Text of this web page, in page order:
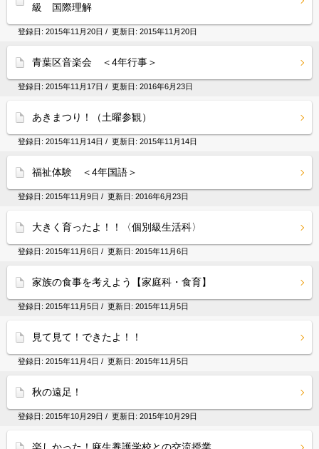
級 国際理解
登録日: 2015年11月20日 / 更新日: 2015年11月20日
青葉区音楽会 ＜4年行事＞
登録日: 2015年11月17日 / 更新日: 2016年6月23日
あきまつり！（土曜参観）
登録日: 2015年11月14日 / 更新日: 2015年11月14日
福祉体験 ＜4年国語＞
登録日: 2015年11月9日 / 更新日: 2016年6月23日
大きく育ったよ！！〈個別級生活科〉
登録日: 2015年11月6日 / 更新日: 2015年11月6日
家族の食事を考えよう【家庭科・食育】
登録日: 2015年11月5日 / 更新日: 2015年11月5日
見て見て！できたよ！！
登録日: 2015年11月4日 / 更新日: 2015年11月5日
秋の遠足！
登録日: 2015年10月29日 / 更新日: 2015年10月29日